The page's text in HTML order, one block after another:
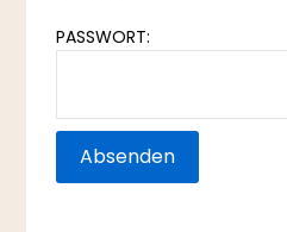
PASSWORT: